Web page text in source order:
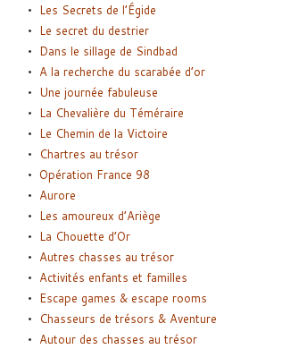
Les Secrets de l’Égide
Le secret du destrier
Dans le sillage de Sindbad
A la recherche du scarabée d’or
Une journée fabuleuse
La Chevalière du Téméraire
Le Chemin de la Victoire
Chartres au trésor
Opération France 98
Aurore
Les amoureux d’Ariège
La Chouette d’Or
Autres chasses au trésor
Activités enfants et familles
Escape games & escape rooms
Chasseurs de trésors & Aventure
Autour des chasses au trésor